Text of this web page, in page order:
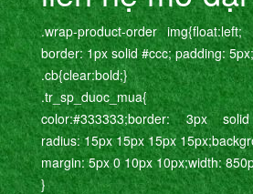
.wrap-product-order
border: 1px solid #ccc; padding:
.cb{clear:bold;}
.tr_sp_duoc_mua{
color:#333333;border: 3px solid
radius: 15px 15px 15px
margin: 5px 0 10px 10px;width:
}